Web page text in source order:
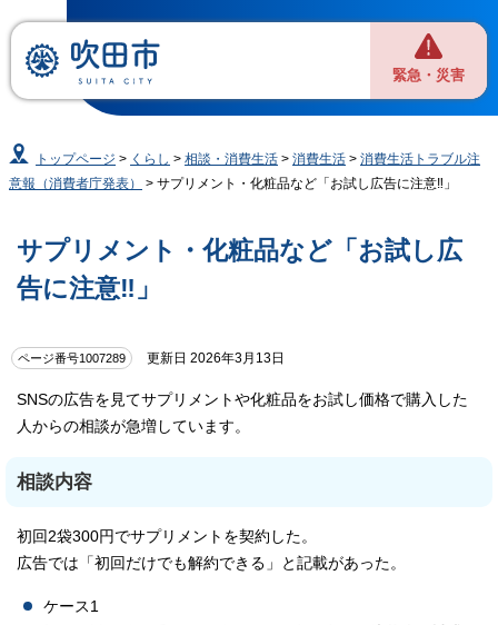
緊急・災害
トップページ > くらし >相談・消費生活 >消費生活 >消費生活トラブル注
意報（消費者庁発表）
> サプリメント・化粧品など「お試し広告に注意‼」
サプリメント・化粧品など「お試し広
告に注意‼」
ページ番号1007289 更新日 2026年3月13日
SNSの広告を見てサプリメントや化粧品をお試し価格で購入した
人からの相談が急増しています。
相談内容
初回2袋300円でサプリメントを契約した。
広告では「初回だけでも解約できる」と記載があった。
ケース1